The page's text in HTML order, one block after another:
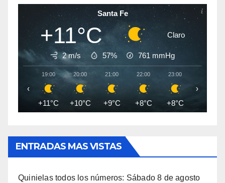
Santa Fe
+11°C Claro
2 m/s 57% 761 mmHg
19:00
+11°C
20:00
+10°C
21:00
+9°C
22:00
+8°C
23:00
+8°C +8°C
‹ ›
ENTRADAS MAS VISTAS
Quinielas todos los números: Sábado 8 de agosto